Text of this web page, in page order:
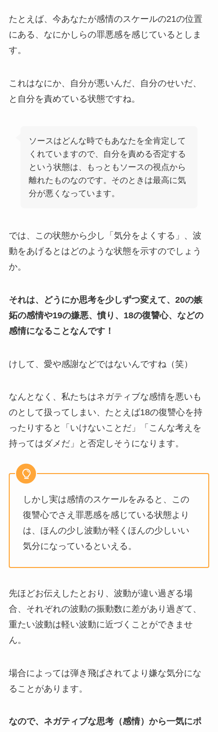
たとえば、今あなたが感情のスケールの21の位置
にある、なにかしらの罪悪感を感じているとしま
す。
これはなにか、自分が悪いんだ、自分のせいだ、
と自分を責めている状態ですね。
ソースはどんな時でもあなたを全肯定して
くれていますので、自分を責める否定する
という状態は、もっともソースの視点から
離れたものなのです。そのときは最高に気
分が悪くなっています。
では、この状態から少し「気分をよくする」、波
動をあげるとはどのような状態を示すのでしょう
か。
それは、どうにか思考を少しずつ変えて、20の嫉
妬の感情や19の嫌悪、憤り、18の復讐心、などの
感情になることなんです！
けして、愛や感謝などではないんですね（笑）
なんとなく、私たちはネガティブな感情を悪いも
のとして扱ってしまい、たとえば18の復讐心を持
ったりすると「いけないことだ」「こんな考えを
持ってはダメだ」と否定しそうになります。
しかし実は感情のスケールをみると、この
復讐心でさえ罪悪感を感じている状態より
は、ほんの少し波動が軽くほんの少しいい
気分になっているといえる。
先ほどお伝えしたとおり、波動が違い過ぎる場
合、それぞれの波動の振動数に差があり過ぎて、
重たい波動は軽い波動に近づくことができませ
ん。
場合によっては弾き飛ばされてより嫌な気分にな
ることがあります。
なので、ネガティブな思考（感情）から一気にポ